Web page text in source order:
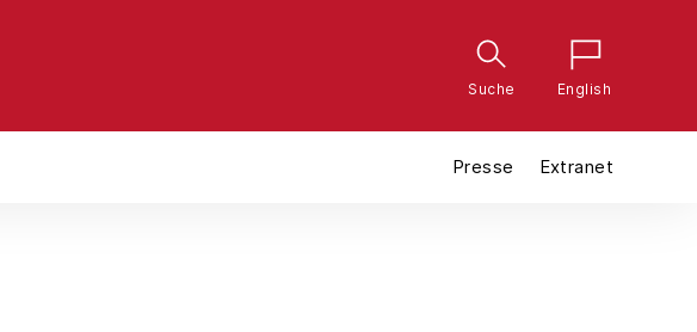
Suche English
Presse Extranet